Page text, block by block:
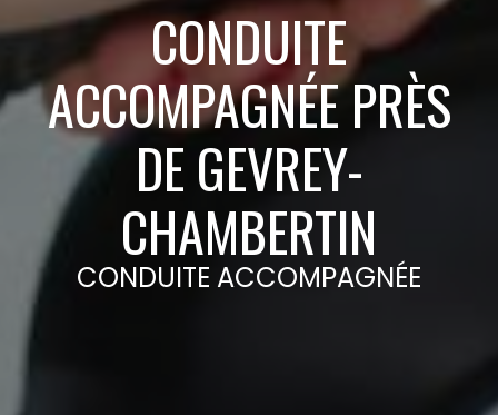
CONDUITE
ACCOMPAGNÉE PRÈS
DE GEVREY-
CHAMBERTIN
CONDUITE ACCOMPAGNÉE